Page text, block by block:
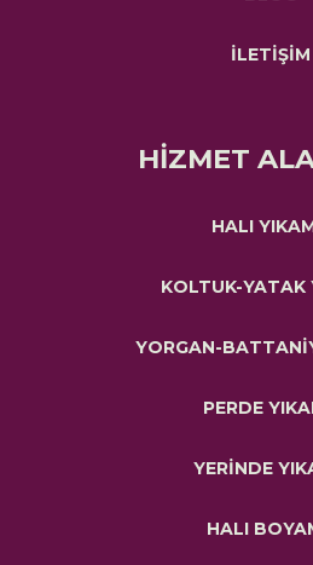
İLETİŞİM
HİZMET
HALI
KOLTUK-YATAK
YORGAN-
PERDE
YERİNDE
HALI